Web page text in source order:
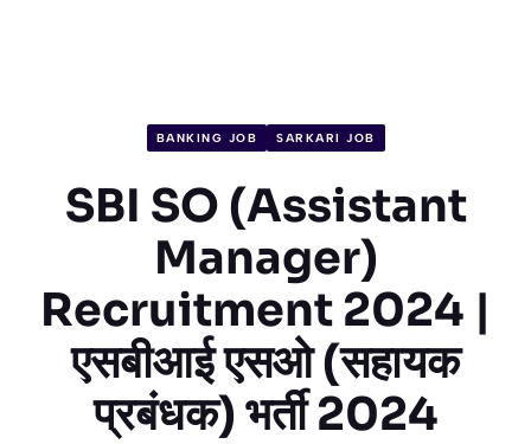
BANKING JOB SARKARI JOB
SBI SO (Assistant
Manager)
Recruitment 2024 |
एसबीआई एसओ (सहायक
प्रबंधक) भर्ती 2024